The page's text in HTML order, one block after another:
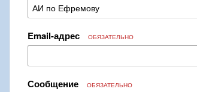
Email-адрес ОБЯЗАТЕЛЬНО
Сообщение ОБЯЗАТЕЛЬНО